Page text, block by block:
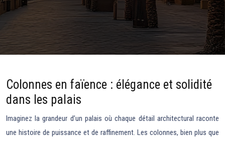
Colonnes en faïence : élégance et solidité
dans les palais
Imaginez la grandeur d’un palais où chaque détail architectural raconte
une histoire de puissance et de raffinement. Les colonnes, bien plus que